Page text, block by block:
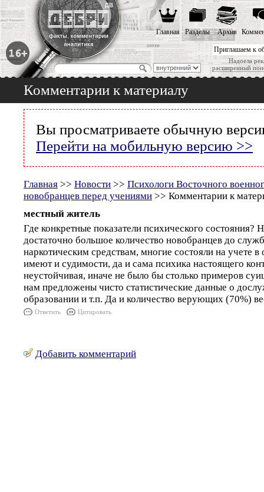
Приглашаем к
Надоела
расширенный
Главная Разделы Архив
Комментарии к материалу
Вы просматриваете обычную
Перейти на мобильную версию >>
Главная >> Новости >> Психологи Восточного
новобранцев перед учениями >> Комментарии к
местный житель
Где конкретные показатели психического состояния?
достаточно большое количество новобранцев до
наркотическим средствам, многие состояли на учете
имеют и судимости, да и сама психика настоящего
неустойчивая, иначе не было бы столько примеров
нам предложены чисто статистические данные о
образовании и т.п. Да и количество верующих (70%)
Ответить Цитировать
Добавить комментарий